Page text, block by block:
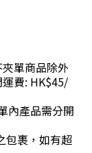
夾單商品除外
運費: HK$45/
內產品需分開
包裹，如有超